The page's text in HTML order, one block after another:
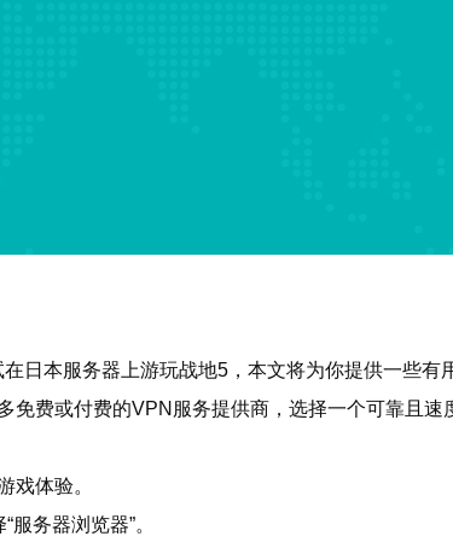
日本服务器上游玩战地5，本文将为你提供一些有
费或付费的VPN服务提供商，选择一个可靠且
戏体验。
务器浏览器”。